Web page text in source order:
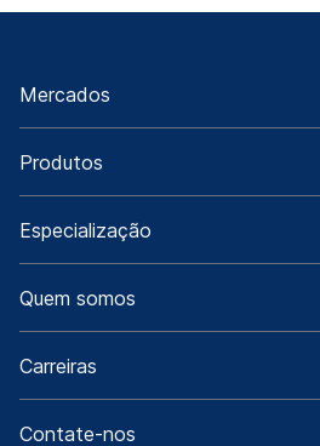
Mercados
Produtos
Especialização
Quem somos
Carreiras
Contate-nos